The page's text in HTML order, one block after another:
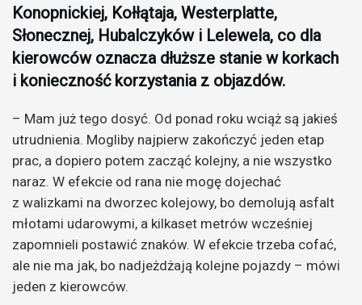
Konopnickiej, Kołłątaja, Westerplatte,
Słonecznej, Hubalczyków i Lelewela, co dla
kierowców oznacza dłuższe stanie w korkach
i konieczność korzystania z objazdów.
– Mam już tego dosyć. Od ponad roku wciąż są jakieś
utrudnienia. Mogliby najpierw zakończyć jeden etap
prac, a dopiero potem zacząć kolejny, a nie wszystko
naraz. W efekcie od rana nie mogę dojechać
z walizkami na dworzec kolejowy, bo demolują asfalt
młotami udarowymi, a kilkaset metrów wcześniej
zapomnieli postawić znaków. W efekcie trzeba cofać,
ale nie ma jak, bo nadjeżdżają kolejne pojazdy – mówi
jeden z kierowców.